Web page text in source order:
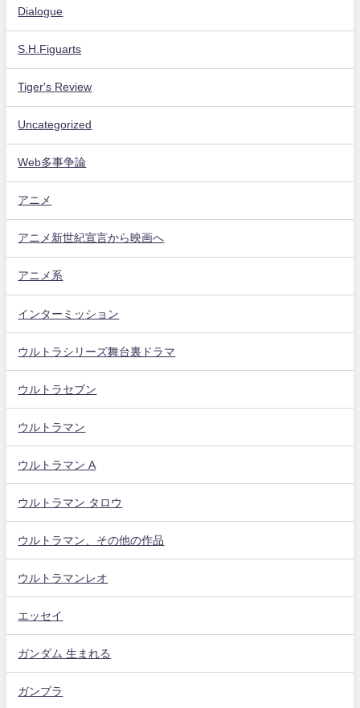
Dialogue
S.H.Figuarts
Tiger's Review
Uncategorized
Web多事争論
アニメ
アニメ新世紀宣言から映画へ
アニメ系
インターミッション
ウルトラシリーズ舞台裏ドラマ
ウルトラセブン
ウルトラマン
ウルトラマン A
ウルトラマン タロウ
ウルトラマン、その他の作品
ウルトラマンレオ
エッセイ
ガンダム 生まれる
ガンプラ